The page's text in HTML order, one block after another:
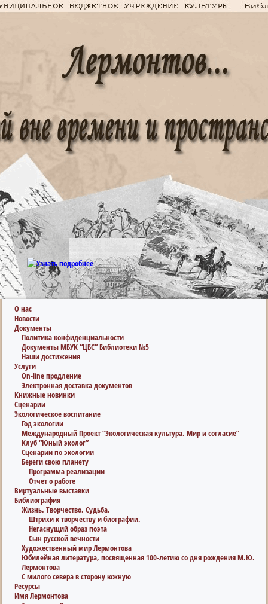
О нас
Новости
Документы
Политика конфиденциальности
Документы МБУК “ЦБС” Библиотеки №5
Наши достижения
Услуги
On-line продление
Электронная доставка документов
Книжные новинки
Сценарии
Экологическое воспитание
Год экологии
Международный Проект “Экологическая культура. Мир и согласие”
Клуб “Юный эколог”
Сценарии по экологии
Береги свою планету
Программа реализации
Отчет о работе
Виртуальные выставки
Библиография
Жизнь. Творчество. Судьба.
Штрихи к творчеству и биографии.
Негаснущий образ поэта
Сын русской вечности
Художественный мир Лермонтова
Юбилейная литература, посвященная 100-летию со дня рождения М.Ю.
Лермонтова
С милого севера в сторону южную
Ресурсы
Имя Лермонтова